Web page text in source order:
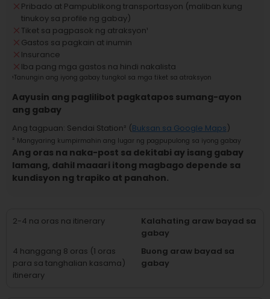
Pribado at Pampublikong transportasyon (maliban kung
tinukoy sa profile ng gabay)
Tiket sa pagpasok ng atraksyon¹
Gastos sa pagkain at inumin
Insurance
Iba pang mga gastos na hindi nakalista
¹Tanungin ang iyong gabay tungkol sa mga tiket sa atraksyon
Aayusin ang paglilibot pagkatapos sumang-ayon
ang gabay
Ang tagpuan: Sendai Station² (Buksan sa Google Maps)
² Mangyaring kumpirmahin ang lugar ng pagpupulong sa iyong gabay
Ang oras na naka-post sa dekitabi ay isang gabay
lamang, dahil maaari itong magbago depende sa
kundisyon ng trapiko at panahon.
2-4 na oras na itinerary
Kalahating araw bayad sa
gabay
4 hanggang 8 oras (1 oras
para sa tanghalian kasama)
itinerary
Buong araw bayad sa
gabay